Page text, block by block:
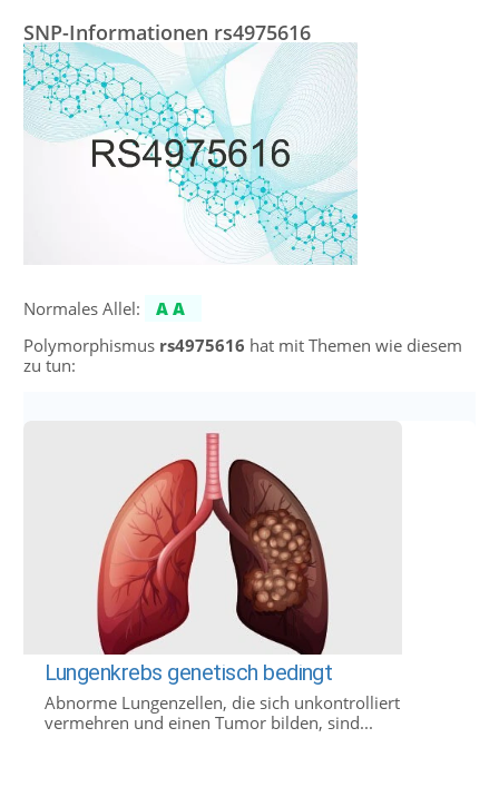
SNP-Informationen rs4975616
Normales Allel:
AA
Polymorphismus rs4975616 hat mit Themen wie diesem
zu tun:
Lungenkrebs genetisch bedingt
Abnorme Lungenzellen, die sich unkontrolliert
vermehren und einen Tumor bilden, sind...